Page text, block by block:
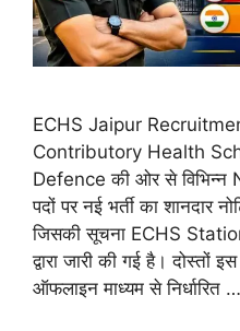
ECHS Jaipur
Contributory Health
Defence की ओर से
पदों पर नई भर्ती का शानदार
जिसकी सूचना ECHS
द्वारा जारी की गई है। दोस्तों
ऑफलाइन माध्यम से निर्धारित …